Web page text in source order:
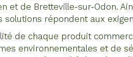
et de Bretteville-sur-Odon.
solutions répondent aux
de chaque produit
environnementales et de